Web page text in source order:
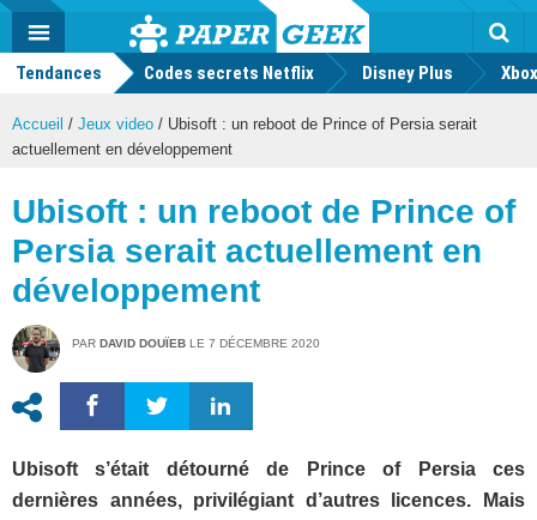
Actu
geek
MENU
Tendances Codes secrets Netflix Disney Plus
Accueil / Jeux video / Ubisoft : un reboot de Prince of Persia serait
actuellement en développement
Ubisoft : un reboot de Prince of
Persia serait actuellement en
développement
PAR DAVID DOUÏEB LE 7 DÉCEMBRE 2020
Ubisoft s’était détourné de Prince of Persia ces
dernières années, privilégiant d’autres licences. Mais
Mode
FacebookTwitter Youtube